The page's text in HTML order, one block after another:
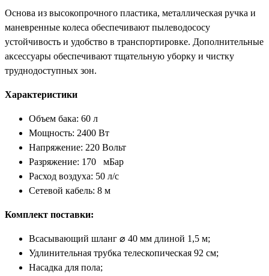
Основа из высокопрочного пластика, металлическая ручка и
маневренные колеса обеспечивают пылеводососу
устойчивость и удобство в транспортировке. Дополнительные
аксессуары обеспечивают тщательную уборку и чистку
труднодоступных зон.
Характеристики
Объем бака: 60 л
Мощность: 2400 Вт
Напряжение: 220 Вольт
Разряжение: 170 мБар
Расход воздуха: 50 л/с
Сетевой кабель: 8 м
Комплект поставки:
Всасывающий шланг ⌀ 40 мм длиной 1,5 м;
Удлинительная трубка телескопическая 92 см;
Насадка для пола;